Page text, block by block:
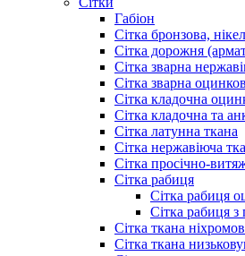
Габіон
Сітка бронзова,
Сітка дорожня
Сітка зварна
Сітка зварна
Сітка кладочна
Сітка кладочна та
Сітка латунна ткана
Сітка нержавіюча
Сітка просічно-
Сітка рабиця
Сітка рабиця
Сітка рабиця
Сітка ткана
Сітка ткана